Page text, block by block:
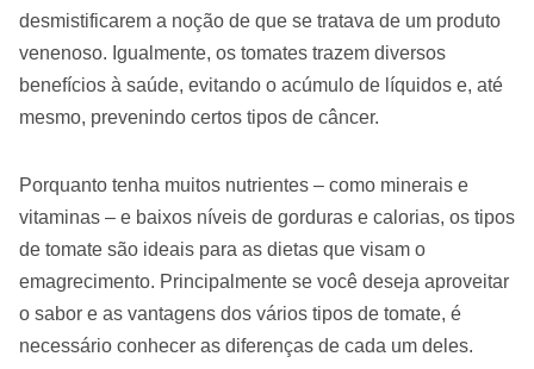
desmistificarem a noção de que se tratava de um produto
venenoso. Igualmente, os tomates trazem diversos
benefícios à saúde, evitando o acúmulo de líquidos e, até
mesmo, prevenindo certos tipos de câncer.
Porquanto tenha muitos nutrientes – como minerais e
vitaminas – e baixos níveis de gorduras e calorias, os tipos
de tomate são ideais para as dietas que visam o
emagrecimento. Principalmente se você deseja aproveitar
o sabor e as vantagens dos vários tipos de tomate, é
necessário conhecer as diferenças de cada um deles.